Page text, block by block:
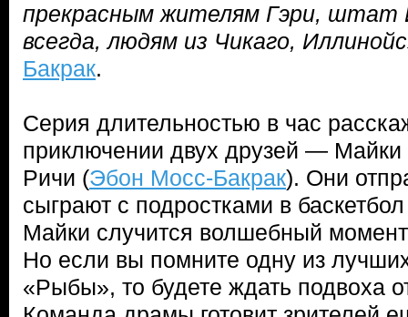
прекрасным жителям Гэри, штат
всегда, людям из Чикаго,
Бакрак.
Серия длительностью в час
приключении двух друзей — Майки
Ричи (Эбон Мосс-Бакрак). Они
сыграют с подростками в
Майки случится волшебный
Но если вы помните одну из
«Рыбы», то будете ждать подвоха